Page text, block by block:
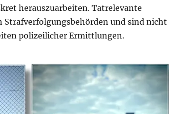
herauszuarbeiten. Tatrelevante
und sind nicht
polizeilicher Ermittlungen.